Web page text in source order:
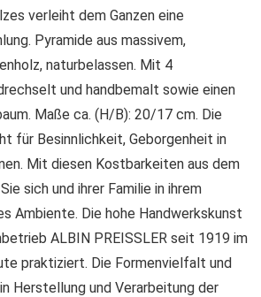
verleiht dem Ganzen eine
Pyramide aus massivem,
naturbelassen. Mit 4
und handbemalt sowie einen
Maße ca. (H/B): 20/17 cm. Die
für Besinnlichkeit, Geborgenheit in
Mit diesen Kostbarkeiten aus dem
sich und ihrer Familie in ihrem
Ambiente. Die hohe Handwerkskunst
ALBIN PREISSLER seit 1919 im
praktiziert. Die Formenvielfalt und
Herstellung und Verarbeitung der